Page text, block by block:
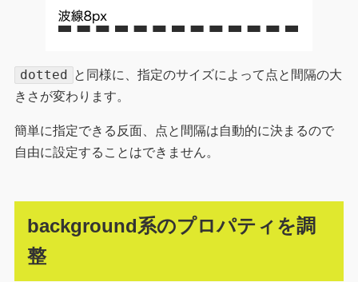
dotted と同様に、指定のサイズによって点と間隔の大
きさが変わります。
簡単に指定できる反面、点と間隔は自動的に決まるので
自由に設定することはできません。
background系のプロパティを調
整